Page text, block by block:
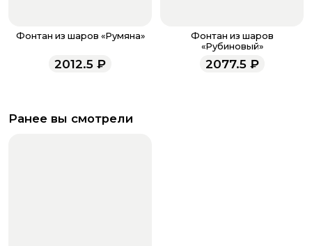
Фонтан из шаров «Румяна»
2012.5 ₽
Фонтан из шаров
«Рубиновый»
2077.5₽
Ранее вы смотрели